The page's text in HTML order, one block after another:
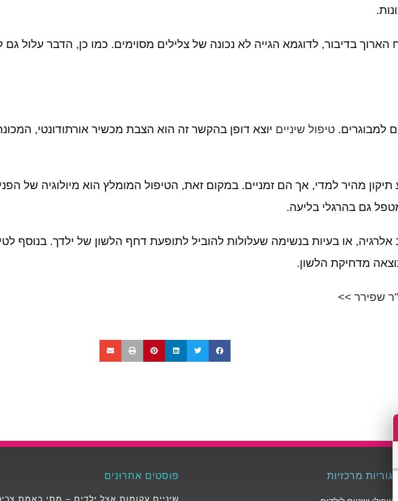
בדיבור, לדוגמא הגייה לא נכונה של צלילים מסוימים. כמו כן, הדבר עלול
למבוגרים. טיפול שיניים יוצא דופן בהקשר זה הוא הצבת מכשיר אורתודונטי,
תיקון מהיר למדי, אך הם זמניים. במקום זאת, הטיפול המומלץ הוא מיולוגיה של
גם בהרגלי בליעה.
או בעיות בנשימה שעלולות להוביל לתופעת דחף הלשון של ילדך. בנוסף
מדחיקת הלשון.
שפירר >>
מרכזיות פוסטים אחרונים
שיניים עקומות אצל ילדים – מתי באמת